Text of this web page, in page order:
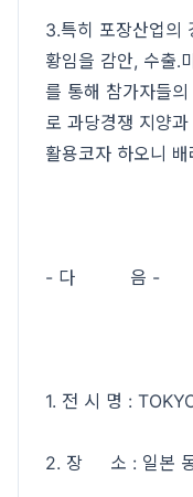
3.특히 포장산업의
황임을 감안, 수출․
를 통해 참가자들
로 과당경쟁 지양
활용코자 하오니
- 다 음 -
1. 전 시 명 :
2. 장 소 : 일본 동